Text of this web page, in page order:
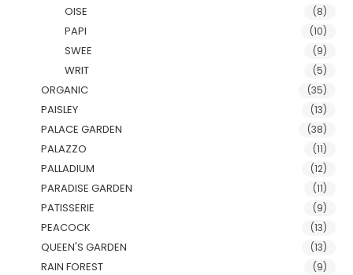
OISE (8)
PAPI (10)
SWEE (9)
WRIT (5)
ORGANIC (35)
PAISLEY (13)
PALACE GARDEN (38)
PALAZZO (11)
PALLADIUM (12)
PARADISE GARDEN (11)
PATISSERIE (9)
PEACOCK (13)
QUEEN'S GARDEN (13)
RAIN FOREST (9)